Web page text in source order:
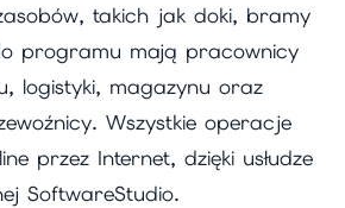
takich jak doki, bramy
programu mają pracownicy
logistyki, magazynu oraz
Wszystkie operacje
przez Internet, dzięki usłudze
SoftwareStudio.